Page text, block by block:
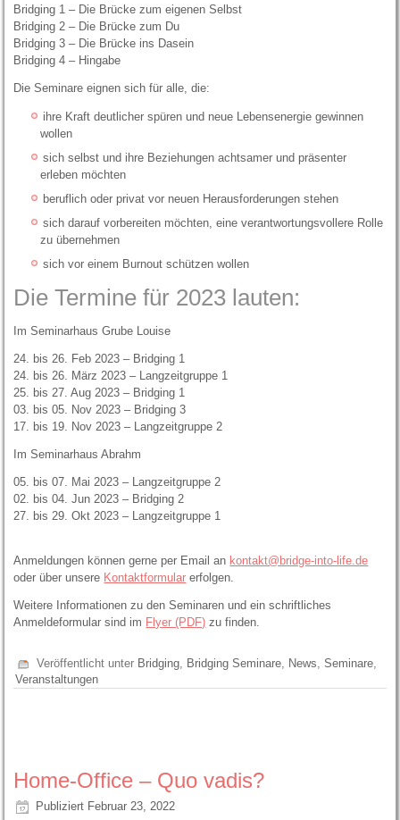
Bridging 1 – Die Brücke zum eigenen Selbst
Bridging 2 – Die Brücke zum Du
Bridging 3 – Die Brücke ins Dasein
Bridging 4 – Hingabe
Die Seminare eignen sich für alle, die:
ihre Kraft deutlicher spüren und neue Lebensenergie gewinnen
wollen
sich selbst und ihre Beziehungen achtsamer und präsenter
erleben möchten
beruflich oder privat vor neuen Herausforderungen stehen
sich darauf vorbereiten möchten, eine verantwortungsvollere Rolle
zu übernehmen
sich vor einem Burnout schützen wollen
Die Termine für 2023 lauten:
Im Seminarhaus Grube Louise
24. bis 26. Feb 2023 – Bridging 1
24. bis 26. März 2023 – Langzeitgruppe 1
25. bis 27. Aug 2023 – Bridging 1
03. bis 05. Nov 2023 – Bridging 3
17. bis 19. Nov 2023 – Langzeitgruppe 2
Im Seminarhaus Abrahm
05. bis 07. Mai 2023 – Langzeitgruppe 2
02. bis 04. Jun 2023 – Bridging 2
27. bis 29. Okt 2023 – Langzeitgruppe 1
Anmeldungen können gerne per Email an kontakt@bridge-into-life.de
oder über unsere Kontaktformular erfolgen.
Weitere Informationen zu den Seminaren und ein schriftliches
Anmeldeformular sind im Flyer (PDF) zu finden.
Veröffentlicht unter Bridging, Bridging Seminare, News,Seminare,
Veranstaltungen
Home-Office – Quo vadis?
Publiziert Februar 23, 2022